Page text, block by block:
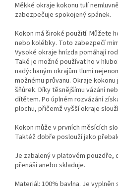
Měkké okraje kokonu tulí
zabezpečuje spokojený spánek.
Kokon má široké použití. Můžete
nebo kolébky. Toto zabezpečí
Vysoké okraje hnízda pomáhají
Také je možné používat ho v
nadýchaným okrajům tlumí
možnému průvanu. Okraje
šňůrek. Díky těsnějšímu vázání
dítětem. Po úplném rozvázání
plochu, přičemž vyšší okraje
Kokon může v prvních měsících
Taktéž dobře poslouží jako
Je zabalený v platovém pouzdře,
přenáší anebo skladuje.
Materiál: 100% bavlna. Je